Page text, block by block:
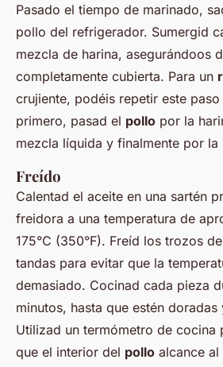
Pasado el tiempo de marinado,
pollo del refrigerador. Sumergid
mezcla de harina, asegurándoos
completamente cubierta. Para un
crujiente, podéis repetir este
primero, pasad el pollo por la
mezcla líquida y finalmente por la
Freído
Calentad el aceite en una sartén
freidora a una temperatura de
175°C (350°F). Freíd los trozos
tandas para evitar que la
demasiado. Cocinad cada pieza
minutos, hasta que estén doradas
Utilizad un termómetro de cocina
que el interior del pollo alcance al